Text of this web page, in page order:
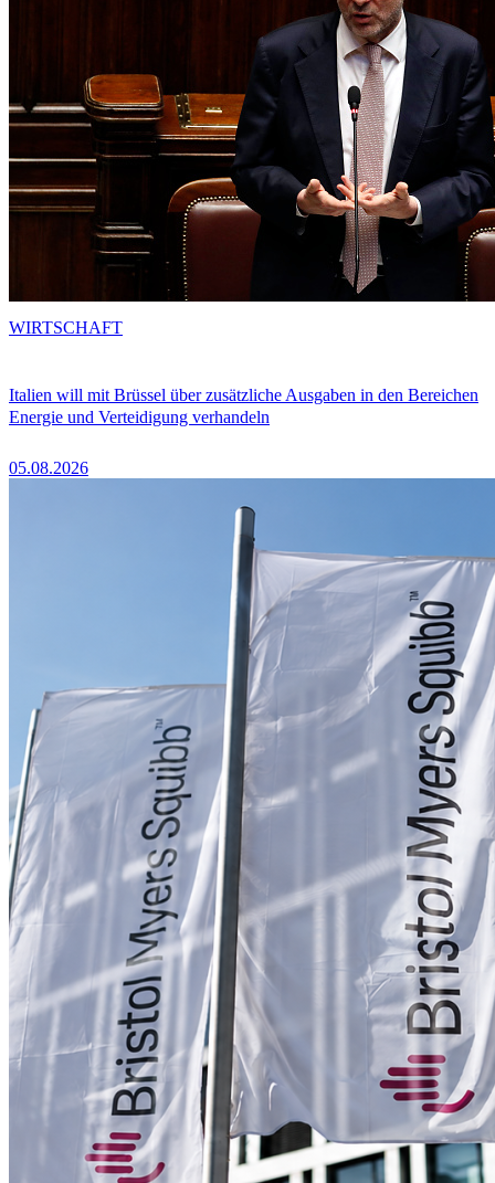
Italien will mit Brüssel über zusätzliche Ausgaben in den Bereichen
Energie und Verteidigung verhandeln
05.08.2026
WIRTSCHAFT